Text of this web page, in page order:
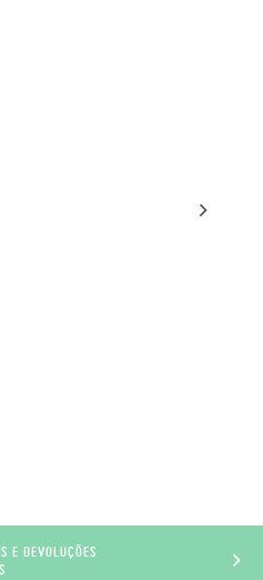
E DEVOLUÇÕES